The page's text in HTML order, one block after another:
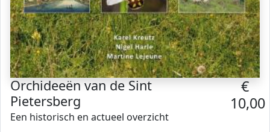
Orchideeën van de Sint
Pietersberg
Een historisch en actueel overzicht
€
10,00